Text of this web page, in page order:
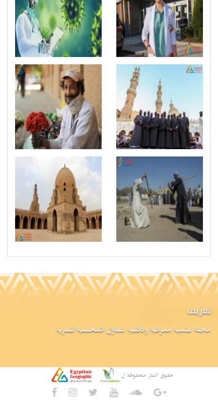
تعريف
مجلة علمية معرفية وثائقية تتناول الشخصية المصرية
حقوق النشر محفوظة ل